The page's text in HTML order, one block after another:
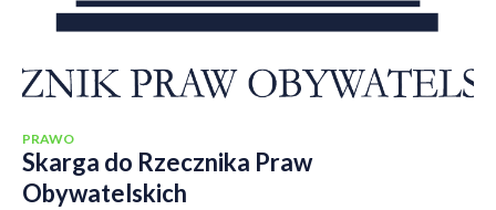
PRAWO
Skarga do Rzecznika Praw
Obywatelskich